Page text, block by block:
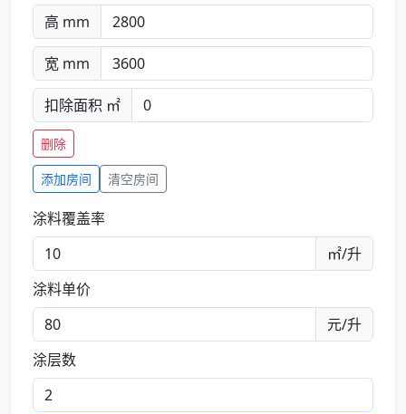
高 mm
宽 mm
扣除面积 ㎡
删除
添加房间 清空房间
涂料覆盖率
㎡/升
涂料单价
元/升
涂层数